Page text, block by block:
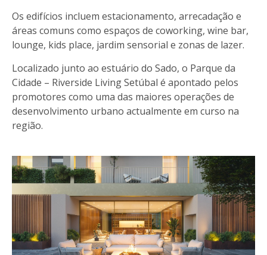
Os edifícios incluem estacionamento, arrecadação e
áreas comuns como espaços de coworking, wine bar,
lounge, kids place, jardim sensorial e zonas de lazer.
Localizado junto ao estuário do Sado, o Parque da
Cidade – Riverside Living Setúbal é apontado pelos
promotores como uma das maiores operações de
desenvolvimento urbano actualmente em curso na
região.